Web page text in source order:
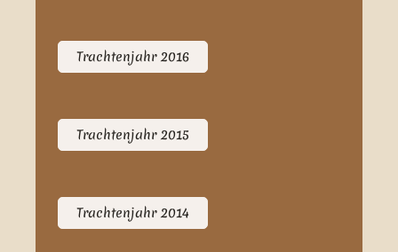
Trachtenjahr 2016
Trachtenjahr 2015
Trachtenjahr 2014